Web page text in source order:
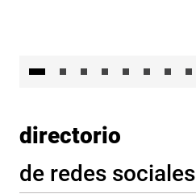
directorio
de redes sociales